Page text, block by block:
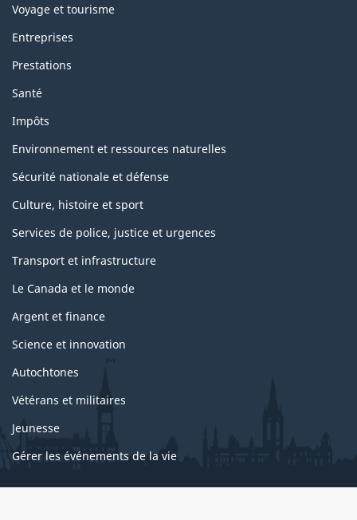
Voyage et tourisme
Entreprises
Prestations
Santé
Impôts
Environnement et ressources naturelles
Sécurité nationale et défense
Culture, histoire et sport
Services de police, justice et urgences
Transport et infrastructure
Le Canada et le monde
Argent et finance
Science et innovation
Autochtones
Vétérans et militaires
Jeunesse
Gérer les événements de la vie